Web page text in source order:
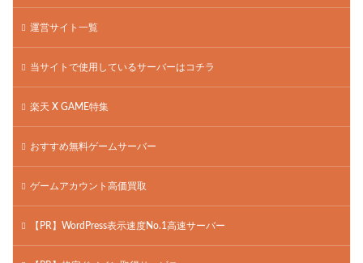
運営サイト一覧
当サイトで使用しているサーバーはコチラ
楽天 X GAME特集
おすすめ無料ゲームサーバー
ゲームアカウント高価買取
【PR】WordPress表示速度No.1高速サーバー